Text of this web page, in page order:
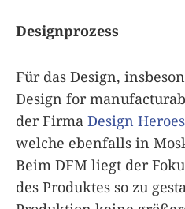
Designprozess
Für das Design,
Design for
der Firma Design Heroes
welche ebenfalls in
Beim DFM liegt der
des Produktes so zu